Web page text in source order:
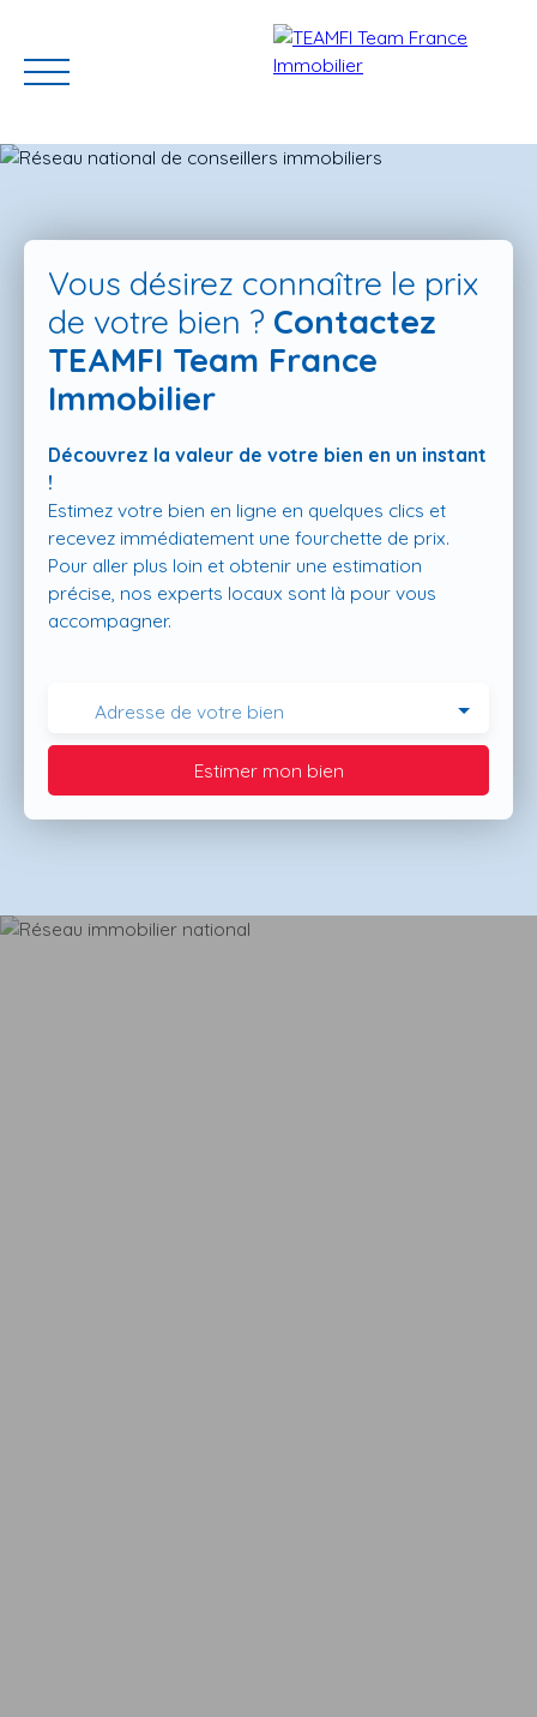
ACCUEIL ACHETER GERER VOTRE BIEN
Vous désirez connaître le prix
de votre bien ? Contactez
TEAMFI Team France
Immobilier
Découvrez la valeur de votre bien en un instant
!
Estimez votre bien en ligne en quelques clics et
recevez immédiatement une fourchette de prix.
Pour aller plus loin et obtenir une estimation
précise, nos experts locaux sont là pour vous
accompagner.
Adresse de votre bien
Estimer mon bien